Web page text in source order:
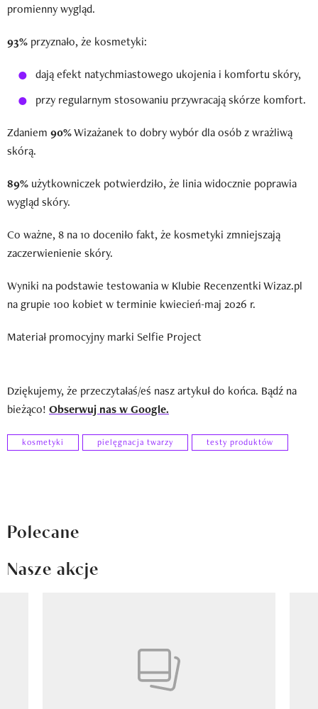
promienny wygląd.
93% przyznało, że kosmetyki:
dają efekt natychmiastowego ukojenia i komfortu skóry,
przy regularnym stosowaniu przywracają skórze komfort.
Zdaniem 90%Wizażanek to dobry wybór dla osób z wrażliwą
skórą.
89% użytkowniczek potwierdziło, że linia widocznie poprawia
wygląd skóry.
Co ważne, 8 na 10 doceniło fakt, że kosmetyki zmniejszają
zaczerwienienie skóry.
Wyniki na podstawie testowania w Klubie Recenzentki Wizaz.pl
na grupie 100 kobiet w terminie kwiecień-maj 2026 r.
Materiał promocyjny marki Selfie Project
Dziękujemy, że przeczytałaś/eś nasz artykuł do końca. Bądź na
bieżąco! Obserwuj nas w Google.
kosmetyki pielęgnacja twarzy testy produktów
Polecane
Nasze akcje